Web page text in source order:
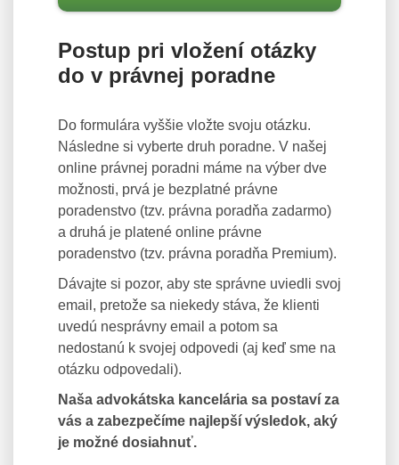
Postup pri vložení otázky
do v právnej poradne
Do formulára vyššie vložte svoju otázku.
Následne si vyberte druh poradne. V našej
online právnej poradni máme na výber dve
možnosti, prvá je bezplatné právne
poradenstvo (tzv. právna poradňa zadarmo)
a druhá je platené online právne
poradenstvo (tzv. právna poradňa Premium).
Dávajte si pozor, aby ste správne uviedli svoj
email, pretože sa niekedy stáva, že klienti
uvedú nesprávny email a potom sa
nedostanú k svojej odpovedi (aj keď sme na
otázku odpovedali).
Naša advokátska kancelária sa postaví za
vás a zabezpečíme najlepší výsledok, aký
je možné dosiahnuť.